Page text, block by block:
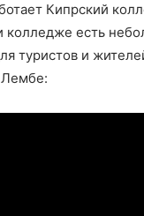
Кипрский
есть
туристов и
Лембе: